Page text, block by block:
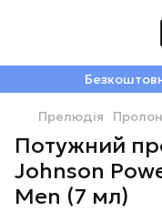
Прелюдія
Потужний
Johnson
Men (7 мл)